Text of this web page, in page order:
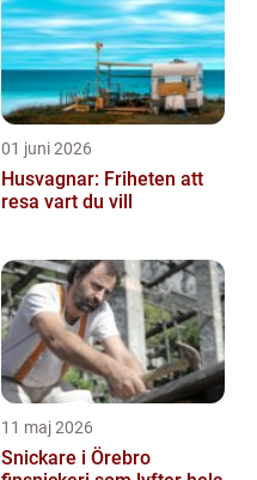
01 juni 2026
Husvagnar: Friheten att
resa vart du vill
11 maj 2026
Snickare i Örebro